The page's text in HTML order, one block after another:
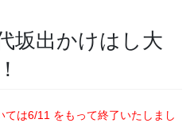
坂出かけはし大
は6/11 をもって終了いたしまし